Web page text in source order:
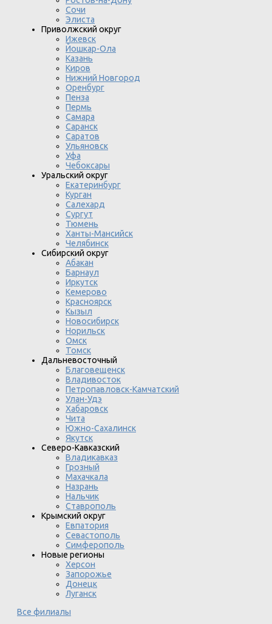
Сочи
Элиста
Приволжский округ
Ижевск
Йошкар-Ола
Казань
Киров
Нижний Новгород
Оренбург
Пенза
Пермь
Самара
Саранск
Саратов
Ульяновск
Уфа
Чебоксары
Уральский округ
Екатеринбург
Курган
Салехард
Сургут
Тюмень
Ханты-Мансийск
Челябинск
Сибирский округ
Абакан
Барнаул
Иркутск
Кемерово
Красноярск
Кызыл
Новосибирск
Норильск
Омск
Томск
Дальневосточный
Благовещенск
Владивосток
Петропавловск-Камчатский
Улан-Удэ
Хабаровск
Чита
Южно-Сахалинск
Якутск
Северо-Кавказский
Владикавказ
Грозный
Махачкала
Назрань
Нальчик
Ставрополь
Крымский округ
Евпатория
Севастополь
Симферополь
Новые регионы
Херсон
Запорожье
Донецк
Луганск
Все филиалы